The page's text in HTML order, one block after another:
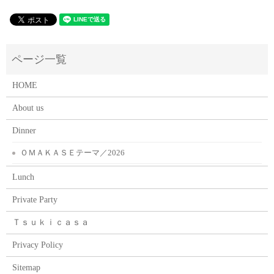
HOME
About us
Dinner
ＯＭＡＫＡＳＥテーマ／2026
Lunch
Private Party
Ｔｓｕｋｉｃａｓａ
Privacy Policy
Sitemap